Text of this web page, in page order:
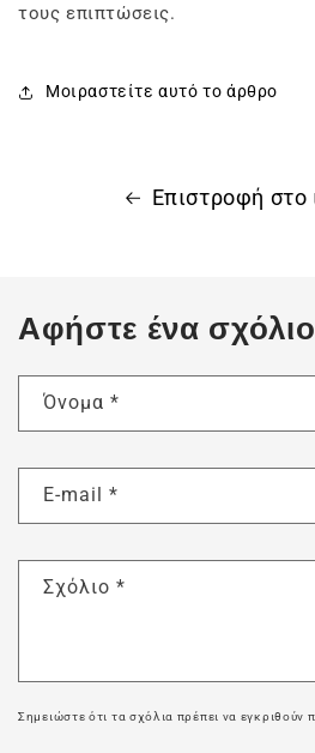
τους επιπτώσεις.
Μοιραστείτε αυτό το άρθρο
Επιστροφή στο
Αφήστε ένα σχόλιο
Όνομα *
E-mail *
Σχόλιο *
Σημειώστε ότι τα σχόλια πρέπει να εγκριθούν